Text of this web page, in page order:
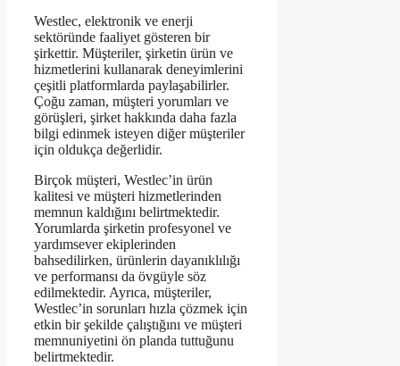
Westlec, elektronik ve enerji
sektöründe faaliyet gösteren bir
şirkettir. Müşteriler, şirketin ürün ve
hizmetlerini kullanarak deneyimlerini
çeşitli platformlarda paylaşabilirler.
Çoğu zaman, müşteri yorumları ve
görüşleri, şirket hakkında daha fazla
bilgi edinmek isteyen diğer müşteriler
için oldukça değerlidir.
Birçok müşteri, Westlec’in ürün
kalitesi ve müşteri hizmetlerinden
memnun kaldığını belirtmektedir.
Yorumlarda şirketin profesyonel ve
yardımsever ekiplerinden
bahsedilirken, ürünlerin dayanıklılığı
ve performansı da övgüyle söz
edilmektedir. Ayrıca, müşteriler,
Westlec’in sorunları hızla çözmek için
etkin bir şekilde çalıştığını ve müşteri
memnuniyetini ön planda tuttuğunu
belirtmektedir.